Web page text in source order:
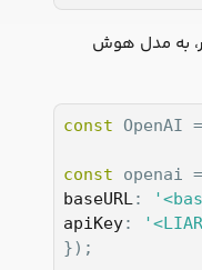
به مدل هوش
const OpenAI =
const openai =
baseURL :
apiKey:
});